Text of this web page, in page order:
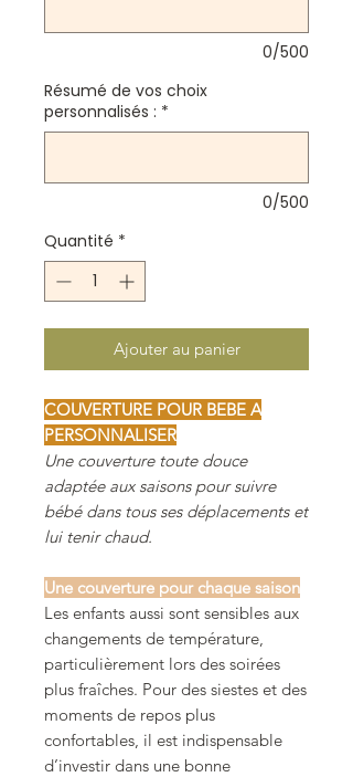
0/500
Résumé de vos choix
personnalisés : *
0/500
Quantité *
Ajouter au panier
COUVERTURE POUR BEBE A
PERSONNALISER
Une couverture toute douce
adaptée aux saisons pour suivre
bébé dans tous ses déplacements et
lui tenir chaud.
Une couverture pour chaque saison
Les enfants aussi sont sensibles aux
changements de température,
particulièrement lors des soirées
plus fraîches. Pour des siestes et des
moments de repos plus
confortables, il est indispensable
d’investir dans une bonne